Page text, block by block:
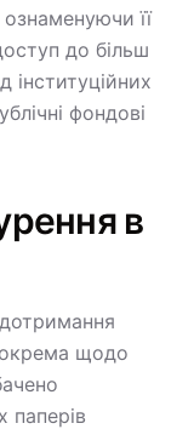
її
до більш
інституційних
фондові
в
щодо
паперів